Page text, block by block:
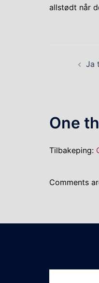
allstødt når
Ja
One
Tilbakeping:
Comments